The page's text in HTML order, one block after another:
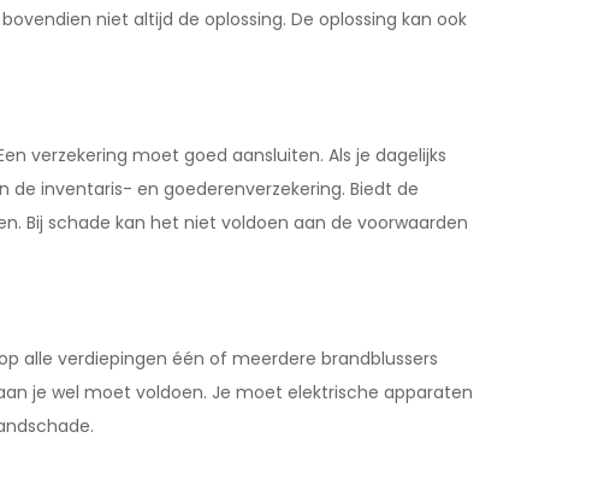
niet altijd de oplossing. De oplossing kan ook
verzekering moet goed aansluiten. Als je dagelijks
inventaris- en goederenverzekering. Biedt de
Bij schade kan het niet voldoen aan de voorwaarden
alle verdiepingen één of meerdere brandblussers
je wel moet voldoen. Je moet elektrische apparaten